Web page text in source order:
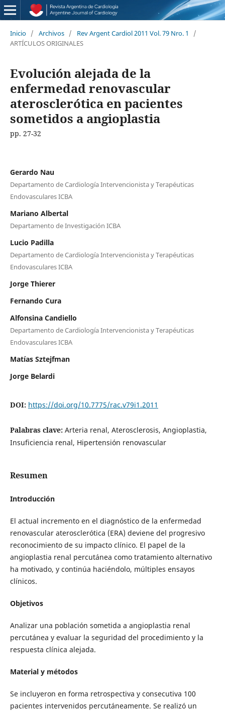
Inicio / Archivos / Rev Argent Cardiol 2011 Vol. 79 Nro. 1
/
ARTÍCULOS ORIGINALES
Evolución alejada de la
enfermedad renovascular
aterosclerótica en pacientes
sometidos a angioplastia
pp. 27-32
Gerardo Nau
Departamento de Cardiología Intervencionista y Terapéuticas
Endovasculares ICBA
Mariano Albertal
Departamento de Investigación ICBA
Lucio Padilla
Departamento de Cardiología Intervencionista y Terapéuticas
Endovasculares ICBA
Jorge Thierer
Fernando Cura
Alfonsina Candiello
Departamento de Cardiología Intervencionista y Terapéuticas
Endovasculares ICBA
Matías Sztejfman
Jorge Belardi
DOI: https://doi.org/10.7775/rac.v79i1.2011
Palabras clave: Arteria renal, Aterosclerosis, Angioplastia,
Insuficiencia renal, Hipertensión renovascular
Resumen
Introducción
El actual incremento en el diagnóstico de la enfermedad
renovascular aterosclerótica (ERA) deviene del progresivo
reconocimiento de su impacto clínico. El papel de la
angioplastia renal percutánea como tratamiento alternativo
ha motivado, y continúa haciéndolo, múltiples ensayos
clínicos.
Objetivos
Analizar una población sometida a angioplastia renal
percutánea y evaluar la seguridad del procedimiento y la
respuesta clínica alejada.
Material y métodos
Se incluyeron en forma retrospectiva y consecutiva 100
pacientes intervenidos percutáneamente. Se realizó un